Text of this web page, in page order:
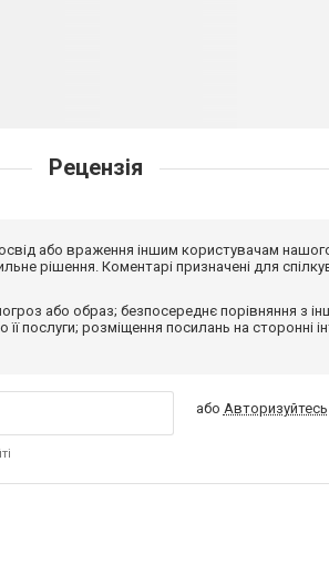
Рецензія
або враження іншим користувачам
рішення. Коментарі призначені для
або образ; безпосереднє порівняння з
її послуги; розміщення посилань на сторонні
або Авторизуйтесь